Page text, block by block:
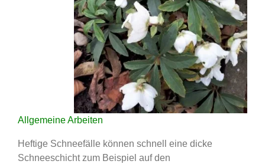
Allgemeine Arbeiten
Heftige Schneefälle können schnell eine dicke
Schneeschicht zum Beispiel auf den